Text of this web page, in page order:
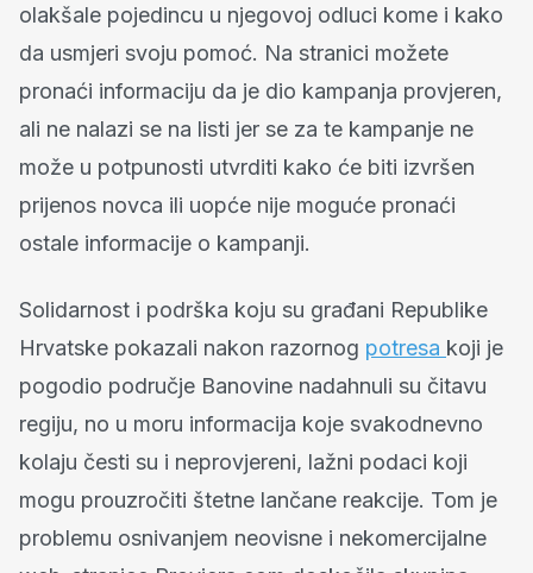
olakšale pojedincu u njegovoj odluci kome i kako
da usmjeri svoju pomoć. Na stranici možete
pronaći informaciju da je dio kampanja provjeren,
ali ne nalazi se na listi jer se za te kampanje ne
može u potpunosti utvrditi kako će biti izvršen
prijenos novca ili uopće nije moguće pronaći
ostale informacije o kampanji.
Solidarnost i podrška koju su građani Republike
Hrvatske pokazali nakon razornog potresa koji je
pogodio područje Banovine nadahnuli su čitavu
regiju, no u moru informacija koje svakodnevno
kolaju česti su i neprovjereni, lažni podaci koji
mogu prouzročiti štetne lančane reakcije. Tom je
problemu osnivanjem neovisne i nekomercijalne